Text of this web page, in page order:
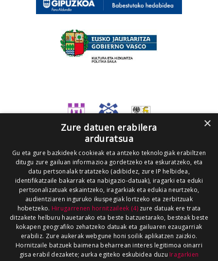
×
Zure datuen erabilera
arduratsua
Gu eta gure bazkideek cookieak eta antzeko teknologiak erabiltzen
ditugu zure gailuan informazioa gordetzeko eta eskuratzeko, eta
datu pertsonalak tratatzeko (adibidez, zure IP helbidea,
identifikatzaile bakarrak eta nabigazio-datuak), iragarki eta eduki
pertsonalizatuak eskaintzeko, iragarkiak eta edukia neurtzeko,
audientziaren inguruko ikuspegiak lortzeko eta zerbitzuak
hobetzeko. Hirugarrenen hornitzaileek (4)zure datuak ere trata
ditzakete helburu hauetarako eta beste batzuetarako, besteak beste
kokapen geografiko zehatzeko datuak eta gailuaren ezaugarriak
erabiliz. Zure aukerak webgune honi soilik aplikatzen zaizkio.
Hornitzaile batzuek baimena beharrean interes legitimoa oinarri
gisa erabil dezakete; aurka egiteko eskubidea duzu Iragarkien